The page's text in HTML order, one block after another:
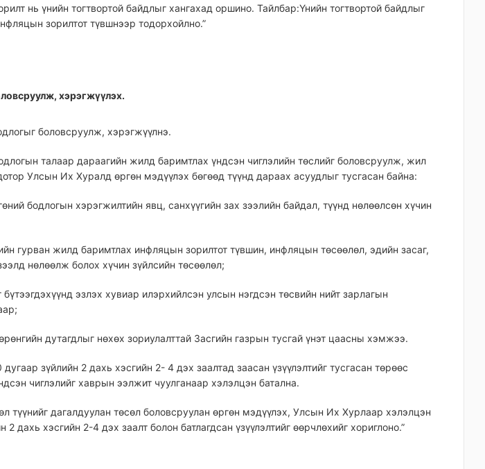
нь үнийн тогтвортой байдлыг хангахад оршино. Тайлбар:Үнийн тогтвортой байдлыг
зорилтот түвшнээр тодорхойлно.”
хэрэгжүүлэх.
боловсруулж, хэрэгжүүлнэ.
талаар дараагийн жилд баримтлах үндсэн чиглэлийн төслийг боловсруулж, жил
Улсын Их Хуралд өргөн мэдүүлэх бөгөөд түүнд дараах асуудлыг тусгасан байна:
бодлогын хэрэгжилтийн явц, санхүүгийн зах зээлийн байдал, түүнд нөлөөлсөн хүчин
гурван жилд баримтлах инфляцын зорилтот түвшин, инфляцын төсөөлөл, эдийн засаг,
нөлөөлж болох хүчин зүйлсийн төсөөлөл;
эзлэх хувиар илэрхийлсэн улсын нэгдсэн төсвийн нийт зарлагын
дутагдлыг нөхөх зориулалттай Засгийн газрын тусгай үнэт цаасны хэмжээ.
зүйлийн 2 дахь хэсгийн 2- 4 дэх заалтад заасан үзүүлэлтийг тусгасан төрөөс
чиглэлийг хаврын ээлжит чуулганаар хэлэлцэн батална.
түүнийг дагалдуулан төсөл боловсруулан өргөн мэдүүлэх, Улсын Их Хурлаар хэлэлцэн
дахь хэсгийн 2-4 дэх заалт болон батлагдсан үзүүлэлтийг өөрчлөхийг хориглоно.”